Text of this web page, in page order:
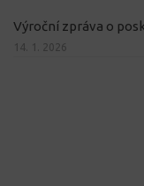
Výroční zpráva o
14. 1. 2026